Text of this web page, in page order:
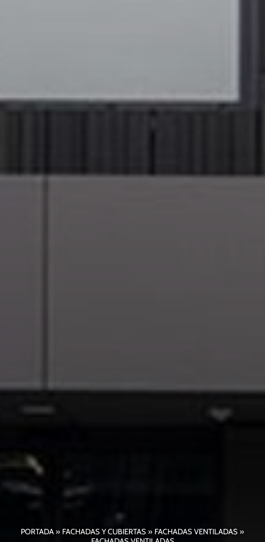
PORTADA» FACHADAS Y CUBIERTAS» FACHADAS VENTILADAS»